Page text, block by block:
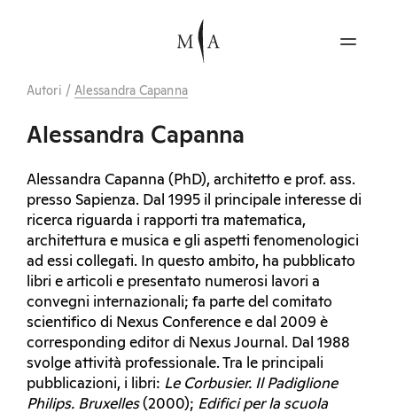
Autori / Alessandra Capanna
Alessandra Capanna
Alessandra Capanna (PhD), architetto e prof. ass.
presso Sapienza. Dal 1995 il principale interesse di
ricerca riguarda i rapporti tra matematica,
architettura e musica e gli aspetti fenomenologici
ad essi collegati. In questo ambito, ha pubblicato
libri e articoli e presentato numerosi lavori a
convegni internazionali; fa parte del comitato
scientifico di Nexus Conference e dal 2009 è
corresponding editor di Nexus Journal. Dal 1988
svolge attività professionale. Tra le principali
pubblicazioni, i libri: Le Corbusier. Il Padiglione
Philips. Bruxelles(2000); Edifici per la scuola